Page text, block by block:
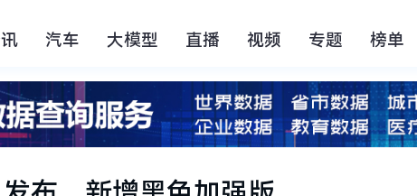
汽车 大模型 直播 视频 专题 榜单